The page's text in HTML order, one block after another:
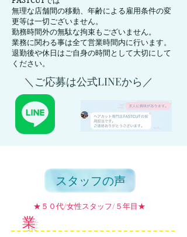
無理な店舗間の移動、年齢による雇用条件の変
更等は一切ございません。
勤務時間外の無駄な拘束もございません。
業務に関わる事は全て営業時間内に行います。
退勤後や休日はご自身の時間として大切にして
ください。
＼ご応募は公式LINEから／
スタッフの声
​★５０代/女性スタッフ/５年目★
業務内容がシンプルで将来の不安も解消！